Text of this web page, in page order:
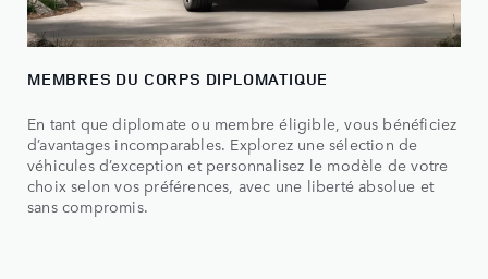
MEMBRES DU CORPS DIPLOMATIQUE
En tant que diplomate ou membre éligible, vous bénéficiez
d’avantages incomparables. Explorez une sélection de
véhicules d’exception et personnalisez le modèle de votre
choix selon vos préférences, avec une liberté absolue et
sans compromis.